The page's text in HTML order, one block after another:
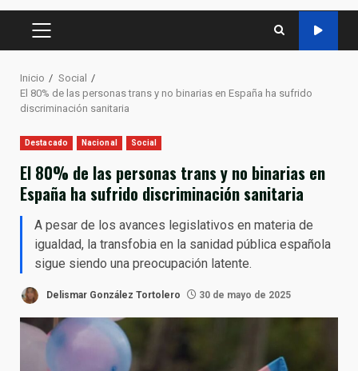
MENÚ
Inicio
Social
El 80% de las personas trans y no binarias en España ha sufrido
discriminación sanitaria
Destacado Nacional Social
El 80% de las personas trans y no binarias en
España ha sufrido discriminación sanitaria
A pesar de los avances legislativos en materia de
igualdad, la transfobia en la sanidad pública española
sigue siendo una preocupación latente.
Delismar González Tortolero 30 de mayo de 2025